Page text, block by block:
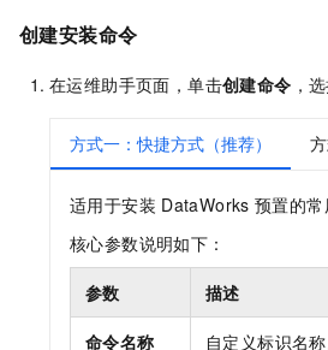
创建安装命令
在运维助手页面，单击创建命令 ，
方式一：快捷方式（推荐）
适用于安装 DataWorks 预置的常
核心参数说明如下：
参数 描述
命令名称 自定义标识名称